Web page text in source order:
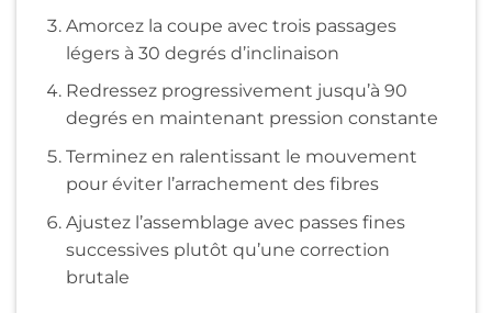
Amorcez la coupe avec trois passages
légers à 30 degrés d’inclinaison
Redressez progressivement jusqu’à 90
degrés en maintenant pression constante
Terminez en ralentissant le mouvement
pour éviter l’arrachement des fibres
Ajustez l’assemblage avec passes fines
successives plutôt qu’une correction
brutale